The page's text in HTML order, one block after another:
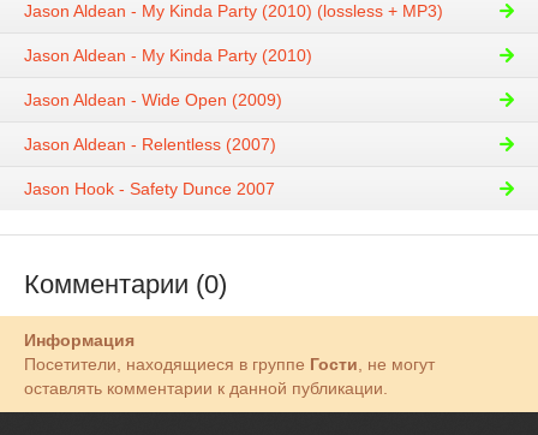
Jason Aldean - My Kinda Party (2010) (lossless + MP3)
Jason Aldean - My Kinda Party (2010)
Jason Aldean - Wide Open (2009)
Jason Aldean - Relentless (2007)
Jason Hook - Safety Dunce 2007
Комментарии (0)
Информация
Посетители, находящиеся в группе Гости, не могут
оставлять комментарии к данной публикации.